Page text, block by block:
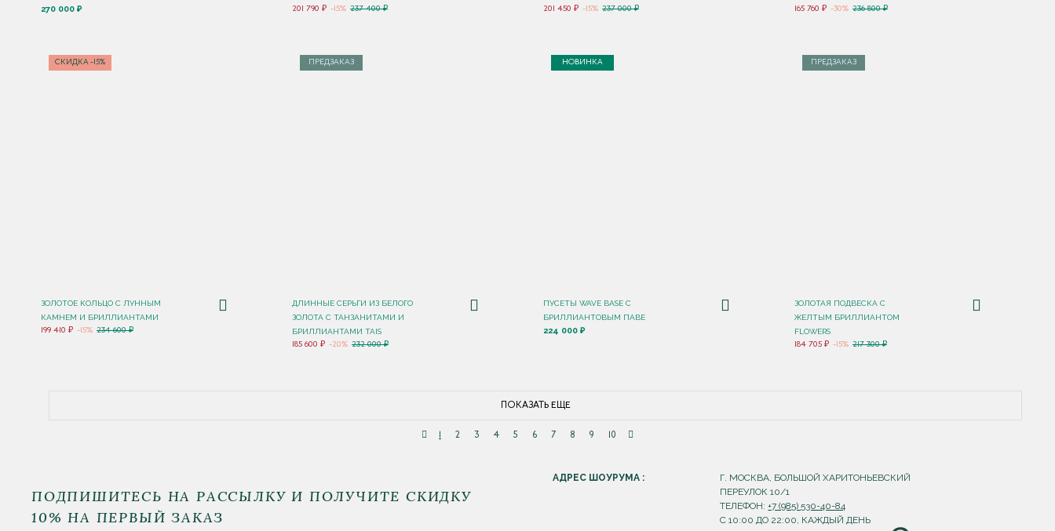
270 000 ₽
201 790 ₽ -15% 237 400 ₽
201 450 ₽ -15% 237 000 ₽
165 760 ₽ -30% 236 800 ₽
СКИДКА -15%
ЗОЛОТОЕ КОЛЬЦО С ЛУННЫМ
КАМНЕМ И БРИЛЛИАНТАМИ
199 410 ₽ -15% 234 600 ₽
ПРЕДЗАКАЗ
ДЛИННЫЕ СЕРЬГИ ИЗ БЕЛОГО
ЗОЛОТА С ТАНЗАНИТАМИ И
БРИЛЛИАНТАМИ TAIS
185 600 ₽ -20% 232 000 ₽
НОВИНКА
ПУСЕТЫ WAVE BASE С
БРИЛЛИАНТОВЫМ ПАВЕ
224 000 ₽
ПРЕДЗАКАЗ
ЗОЛОТАЯ ПОДВЕСКА С
ЖЕЛТЫМ БРИЛЛИАНТОМ
FLOWERS
184 705 ₽ -15% 217 300 ₽
ПОКАЗАТЬ ЕЩЕ
2 3 4 5 6 7 8 9 10
ПОДПИШИТЕСЬ НА РАССЫЛКУ И ПОЛУЧИТЕ СКИДКУ
10% НА ПЕРВЫЙ ЗАКАЗ
АДРЕС ШОУРУМА :
Г. МОСКВА, БОЛЬШОЙ ХАРИТОНЬЕВСКИЙ
ПЕРЕУЛОК 10/1
ТЕЛЕФОН:+7 (985) 530-40-84
С 10:00 ДО 22:00, КАЖДЫЙ ДЕНЬ